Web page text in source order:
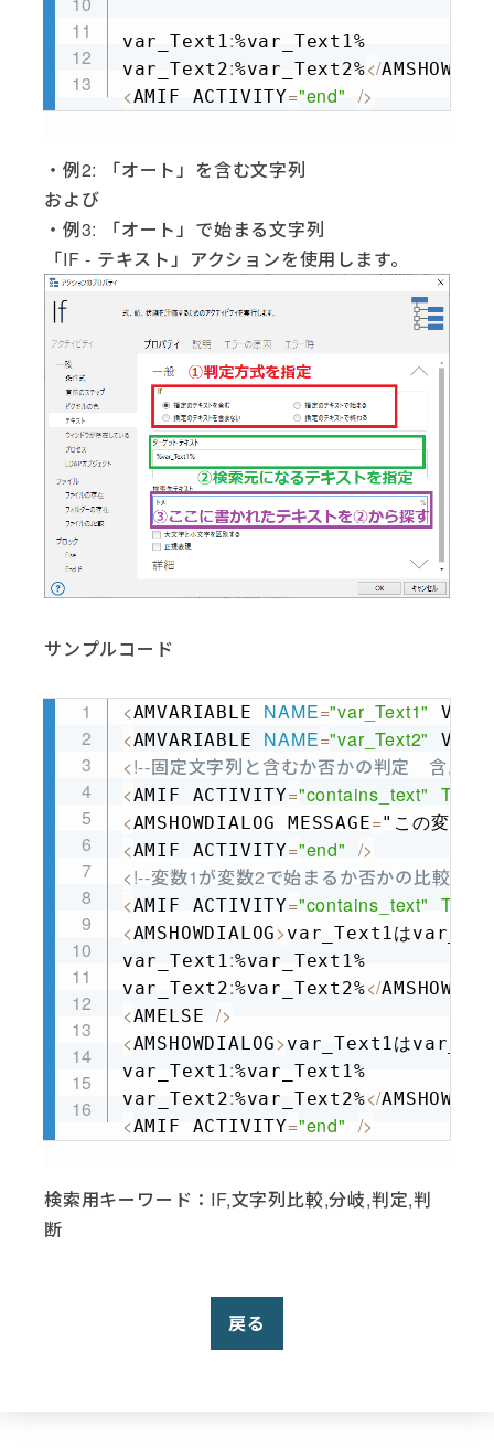
var_Text1 :%var_Text1%
var_Text2:%var_Text2%</
<AMIF ACTIVITY="end" />
・例2: 「オート」を含む文字列
および
・例3: 「オート」で始まる文字列
「IF - テキスト」アクションを使用します。
サンプルコード
<AMVARIABLE NAME="var_Text1"
<AMVARIABLE NAME="var_Text2"
<!--固定文字列と含むか否かの判定　含ん
<AMIF ACTIVITY="contains_text" TEXT
<AMSHOWDIALOG MESSAGE="この変数
<AMIF ACTIVITY="end" />
<!--変数1が変数2で始まるか否かの比較-->
<AMIF ACTIVITY="contains_text" TEXT
<AMSHOWDIALOG> var_Text1は
var_Text1 :%var_Text1%
var_Text2:%var_Text2%</
<AMELSE />
<AMSHOWDIALOG> var_Text1は
var_Text1 :%var_Text1%
var_Text2:%var_Text2%</
<AMIF ACTIVITY="end" />
Copy
検索用キーワード：IF,文字列比較,分岐,判定,判
断
戻る